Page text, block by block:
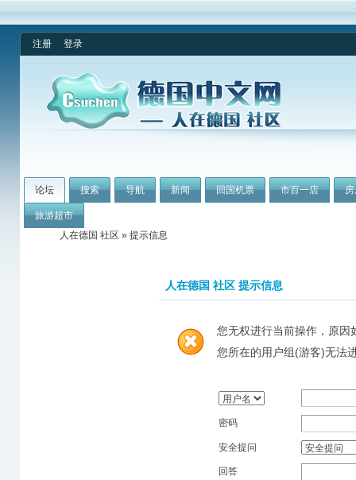
注册 登录
论坛 搜索 导航 新闻 回国机票 市百一店
旅游超市
人在德国 社区 » 提示信息
人在德国 社区 提示信息
您无权进行当前操作，原因
您所在的用户组(游客)无法
密码
安全提问
回答